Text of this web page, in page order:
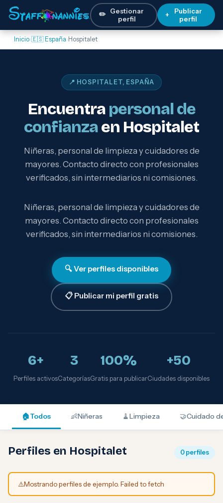
✏️ Gestionar
perfil
+
Publicar
perfil
Inicio›🇪🇸 España› Hospitalet
📍 HOSPITALET, ESPAÑA
Encuentra personal de
confianzaen Hospitalet
Niñeras, personal de limpieza y cuidadores de
mayores. Contacto directo con profesionales
verificados, sin intermediarios ni comisiones.
Niñeras, personal de limpieza y cuidadores de
mayores. Contacto directo con profesionales
verificados, sin intermediarios ni comisiones.
🔍 Ver perfiles disponibles
📋 Publicar mi perfil gratis
6+
Perfiles activos
3
Categorías
100%
Gratis para publicar
+50
Ciudades disponibles
🏠Todos 👶Niñeras 🧹Limpieza 🤝Cuidado
Perfiles en Hospitalet 0 perfiles
⚠️Mostrando perfiles de ejemplo. Failed to fetch